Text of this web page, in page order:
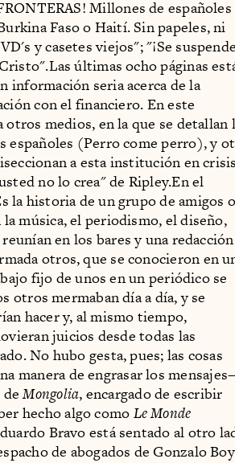
Millones de españoles
Faso o Haití. Sin papeles, ni
y casetes viejos"; "¡Se suspende
últimas ocho páginas
información seria acerca de la
con el financiero. En este
otros medios, en la que se detallan
españoles (Perro come perro), y
a esta institución en
no lo crea" de Ripley.En el
la historia de un grupo de amigos o
música, el periodismo, el diseño,
en los bares y una redacción
otros, que se conocieron en
fijo de unos en un periódico se
otros mermaban día a día, y se
hacer y, al mismo tiempo,
juicios desde todas las
No hubo gesta, pues; las cosas
manera de engrasar los
deMongolia, encargado de escribir
hecho algo como Le Monde
Bravo está sentado al otro
de abogados de Gonzalo